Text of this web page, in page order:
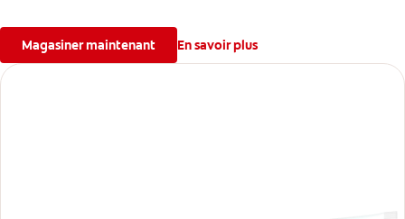
Magasiner maintenant En savoir plus